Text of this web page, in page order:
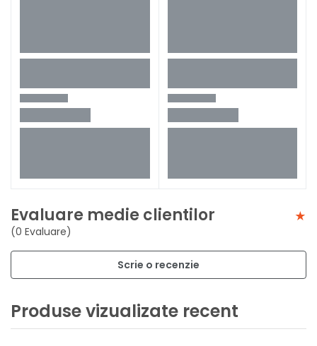
Evaluare medie clientilor
(0 Evaluare)
Scrie o recenzie
Produse vizualizate recent